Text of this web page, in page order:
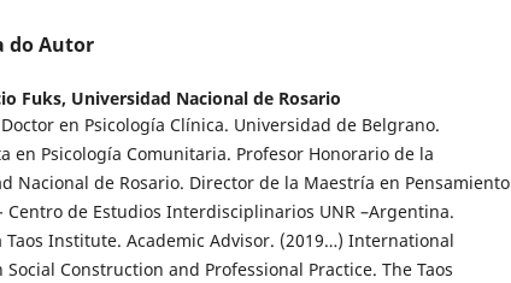
do Autor
Fuks, Universidad Nacional de Rosario
en Psicología Clínica. Universidad de Belgrano.
en Psicología Comunitaria. Profesor Honorario de la
Nacional de Rosario. Director de la Maestría en Pensamiento
Centro de Estudios Interdisciplinarios UNR –Argentina.
Taos Institute. Academic Advisor. (2019…) International
Social Construction and Professional Practice. The Taos